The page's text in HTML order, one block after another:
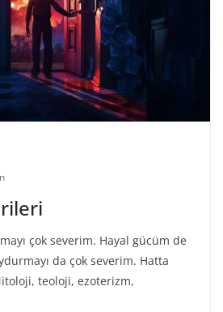
çok severim. Hayal gücüm de
da çok severim. Hatta
teoloji, ezoterizm,